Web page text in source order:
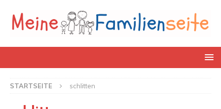
STARTSEITE schlitten